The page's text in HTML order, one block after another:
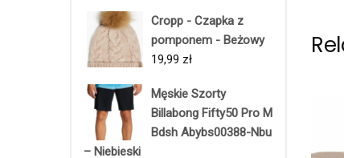
Cropp - Czapka z
pomponem - Beżowy
19,99 zł
Męskie Szorty
Billabong Fifty50 Pro M
Bdsh Abybs00388-Nbu
– Niebieski